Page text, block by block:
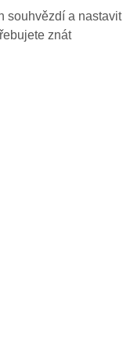
souhvězdí a nastavit
znát